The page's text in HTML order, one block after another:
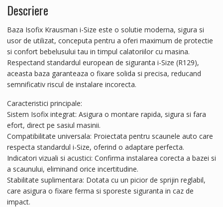
Descriere
Baza Isofix Krausman i-Size este o solutie moderna, sigura si
usor de utilizat, conceputa pentru a oferi maximum de protectie
si confort bebelusului tau in timpul calatoriilor cu masina.
Respectand standardul european de siguranta i-Size (R129),
aceasta baza garanteaza o fixare solida si precisa, reducand
semnificativ riscul de instalare incorecta.
Caracteristici principale:
Sistem Isofix integrat: Asigura o montare rapida, sigura si fara
efort, direct pe sasiul masinii.
Compatibilitate universala: Proiectata pentru scaunele auto care
respecta standardul i-Size, oferind o adaptare perfecta.
Indicatori vizuali si acustici: Confirma instalarea corecta a bazei si
a scaunului, eliminand orice incertitudine.
Stabilitate suplimentara: Dotata cu un picior de sprijin reglabil,
care asigura o fixare ferma si sporeste siguranta in caz de
impact.